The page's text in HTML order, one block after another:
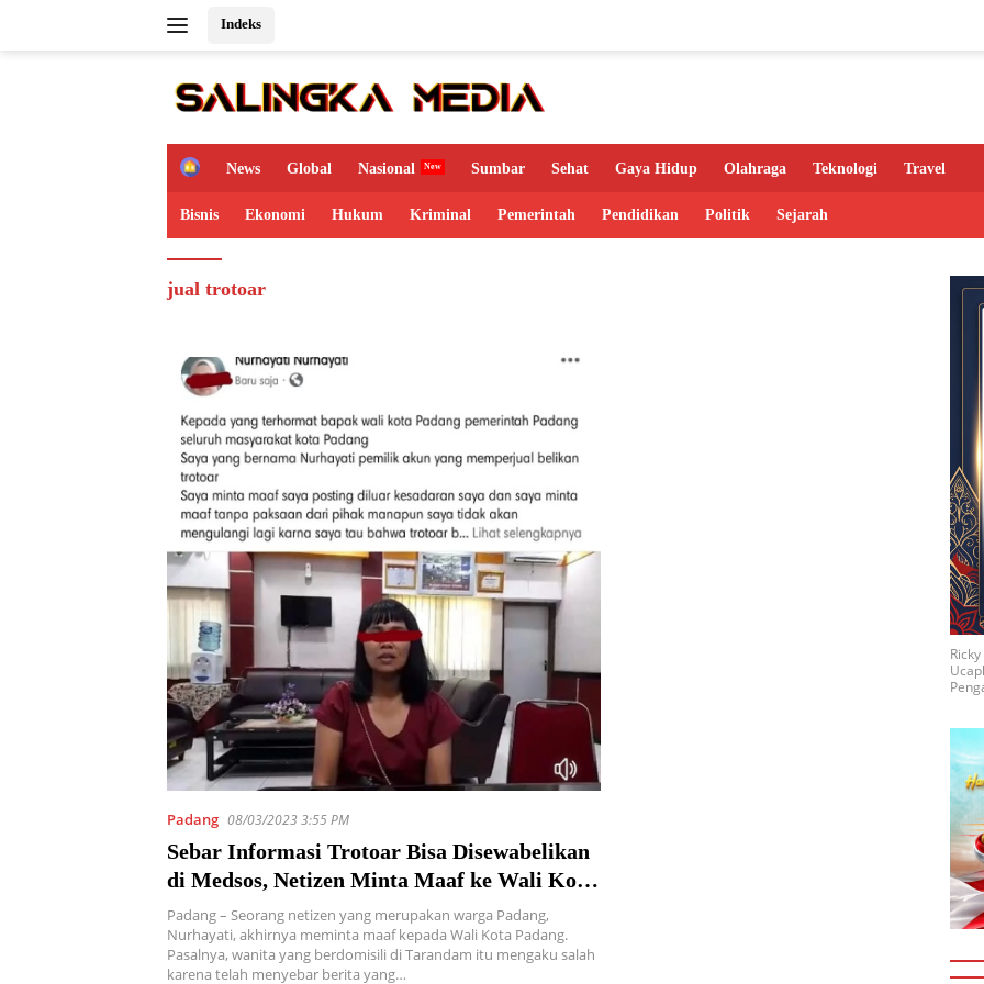
Indeks
H
m
e
News Global Nasional Sumbar Sehat Gaya Hidup Olahraga Teknologi Travel
Bisnis Ekonomi Hukum Kriminal Pemerintah Pendidikan Politik Sejarah
jual trotoar
Padang 08/03/2023 3:55 PM
Sebar Informasi Trotoar Bisa Disewabelikan
di Medsos, Netizen Minta Maaf ke Wali Kota
Padang
Padang – Seorang netizen yang merupakan warga Padang,
Nurhayati, akhirnya meminta maaf kepada Wali Kota Padang.
Pasalnya, wanita yang berdomisili di Tarandam itu mengaku salah
karena telah menyebar berita yang…